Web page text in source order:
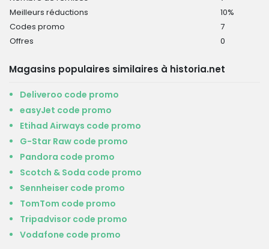
Meilleurs réductions
10%
Codes promo
7
Offres
0
Magasins populaires similaires à historia.net
Deliveroo code promo
easyJet code promo
Etihad Airways code promo
G-Star Raw code promo
Pandora code promo
Scotch & Soda code promo
Sennheiser code promo
TomTom code promo
Tripadvisor code promo
Vodafone code promo